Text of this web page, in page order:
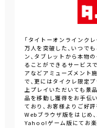
「タイトーオンラインクレ
万人を突破した、いつで
ン、タブレットから本物
ることができるサービス
アなどアミューズメント
で、更にはタイクレ限定
上プレイいただいても景
品を移動し獲得をお手伝
ており、お客様よりご好
Webブラウザ版をはじ
Yahoo!ゲーム版にてお楽